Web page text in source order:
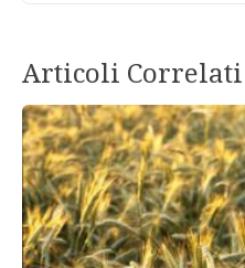
Articoli Correlati